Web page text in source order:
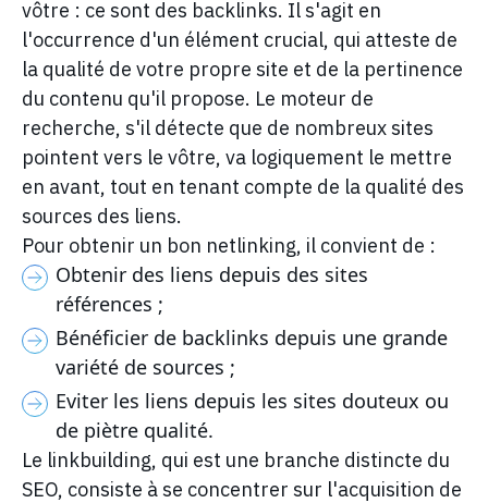
vôtre : ce sont des backlinks. Il s'agit en
l'occurrence d'un élément crucial, qui atteste de
la qualité de votre propre site et de la pertinence
du contenu qu'il propose. Le moteur de
recherche, s'il détecte que de nombreux sites
pointent vers le vôtre, va logiquement le mettre
en avant, tout en tenant compte de la qualité des
sources des liens.
Pour obtenir un bon netlinking, il convient de :
Obtenir des liens depuis des sites
références ;
Bénéficier de backlinks depuis une grande
variété de sources ;
Eviter les liens depuis les sites douteux ou
de piètre qualité.
Le linkbuilding, qui est une branche distincte du
SEO, consiste à se concentrer sur l'acquisition de